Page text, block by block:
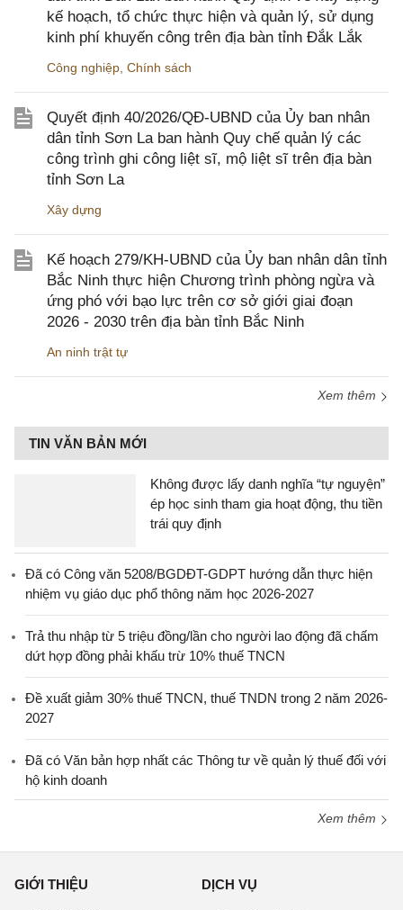
kế hoạch, tổ chức thực hiện và quản lý, sử dụng
kinh phí khuyến công trên địa bàn tỉnh Đắk Lắk
Công nghiệp, Chính sách
Quyết định 40/2026/QĐ-UBND của Ủy ban nhân
dân tỉnh Sơn La ban hành Quy chế quản lý các
công trình ghi công liệt sĩ, mộ liệt sĩ trên địa bàn
tỉnh Sơn La
Xây dựng
Kế hoạch 279/KH-UBND của Ủy ban nhân dân tỉnh
Bắc Ninh thực hiện Chương trình phòng ngừa và
ứng phó với bạo lực trên cơ sở giới giai đoạn
2026 - 2030 trên địa bàn tỉnh Bắc Ninh
An ninh trật tự
Xem thêm
TIN VĂN BẢN MỚI
Không được lấy danh nghĩa “tự nguyện”
ép học sinh tham gia hoạt động, thu tiền
trái quy định
Đã có Công văn 5208/BGDĐT-GDPT hướng dẫn thực hiện
nhiệm vụ giáo dục phổ thông năm học 2026-2027
Trả thu nhập từ 5 triệu đồng/lần cho người lao động đã chấm
dứt hợp đồng phải khấu trừ 10% thuế TNCN
Đề xuất giảm 30% thuế TNCN, thuế TNDN trong 2 năm 2026-
2027
Đã có Văn bản hợp nhất các Thông tư về quản lý thuế đối với
hộ kinh doanh
Xem thêm
GIỚI THIỆU DỊCH VỤ